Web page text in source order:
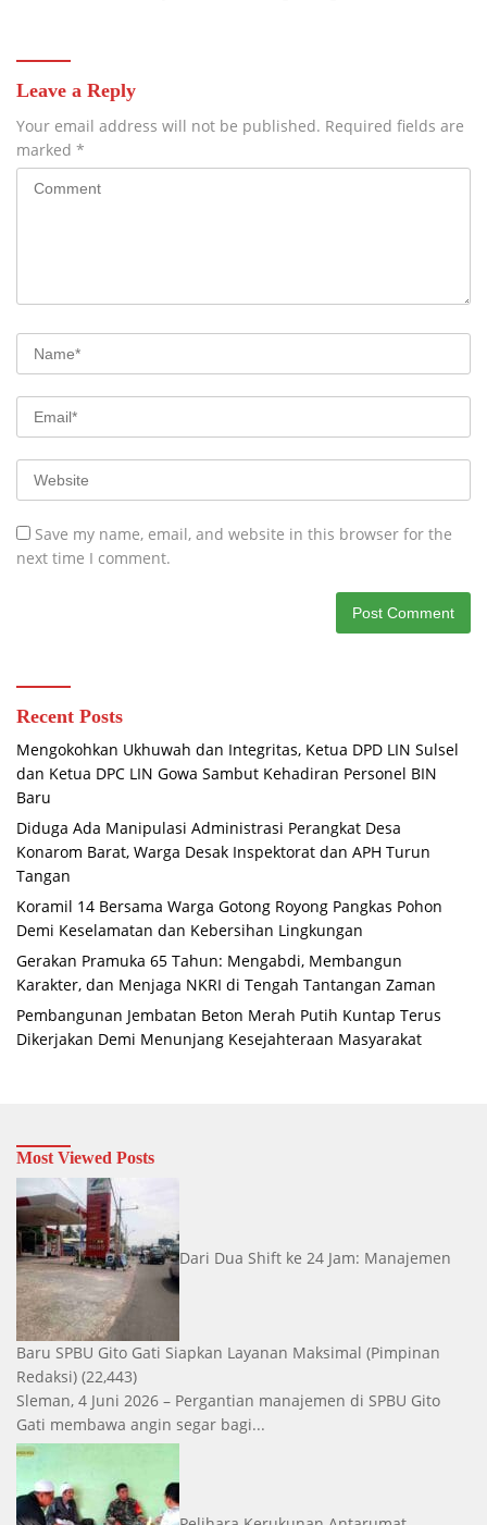
Leave a Reply
Your email address will not be published. Required fields are
marked *
Save my name, email, and website in this browser for the
next time I comment.
Recent Posts
Mengokohkan Ukhuwah dan Integritas, Ketua DPD LIN Sulsel
dan Ketua DPC LIN Gowa Sambut Kehadiran Personel BIN
Baru
Diduga Ada Manipulasi Administrasi Perangkat Desa
Konarom Barat, Warga Desak Inspektorat dan APH Turun
Tangan
Koramil 14 Bersama Warga Gotong Royong Pangkas Pohon
Demi Keselamatan dan Kebersihan Lingkungan
Gerakan Pramuka 65 Tahun: Mengabdi, Membangun
Karakter, dan Menjaga NKRI di Tengah Tantangan Zaman
Pembangunan Jembatan Beton Merah Putih Kuntap Terus
Dikerjakan Demi Menunjang Kesejahteraan Masyarakat
Most Viewed Posts
Dari Dua Shift ke 24 Jam: Manajemen
Baru SPBU Gito Gati Siapkan Layanan Maksimal (Pimpinan
Redaksi) (22,443)
Sleman, 4 Juni 2026 – Pergantian manajemen di SPBU Gito
Gati membawa angin segar bagi...